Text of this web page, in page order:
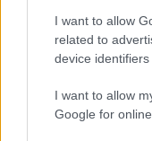
I want to allow
related to
device identifiers
I want to allow
Google for